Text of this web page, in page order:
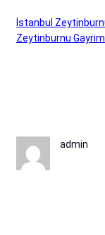
İstanbul
Zeytinburnu
admin